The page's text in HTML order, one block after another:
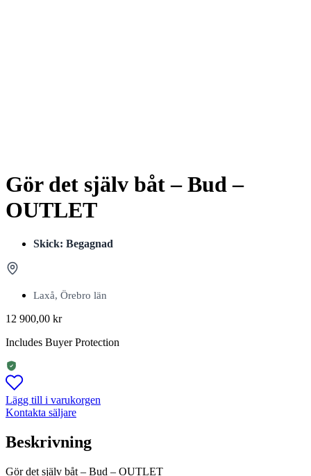
Gör det själv båt – Bud –
OUTLET
Skick: Begagnad
Laxå, Örebro län
12 900,00 kr
Includes Buyer Protection
Lägg till i varukorgen
Kontakta säljare
Beskrivning
Gör det själv båt – Bud – OUTLET